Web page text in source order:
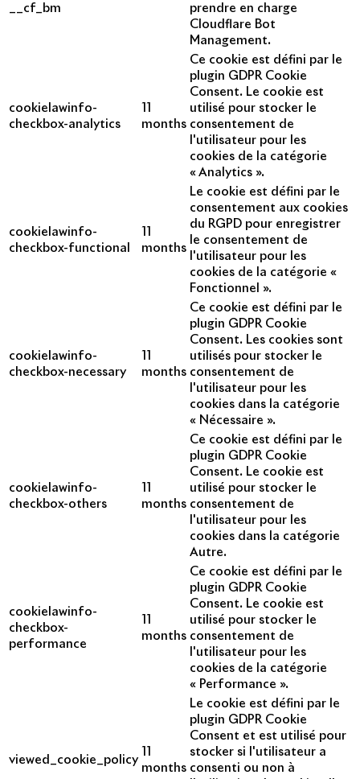
__cf_bm
prendre en charge
Cloudflare Bot
Management.
cookielawinfo-
checkbox-analytics
months
Ce cookie est défini par le
plugin GDPR Cookie
Consent. Le cookie est
utilisé pour stocker le
consentement de
l'utilisateur pour les
cookies de la catégorie
« Analytics ».
cookielawinfo-
checkbox-functional
months
Le cookie est défini par le
consentement aux cookies
du RGPD pour enregistrer
le consentement de
l'utilisateur pour les
cookies de la catégorie «
Fonctionnel ».
cookielawinfo-
checkbox-necessary
months
Ce cookie est défini par le
plugin GDPR Cookie
Consent. Les cookies sont
utilisés pour stocker le
consentement de
l'utilisateur pour les
cookies dans la catégorie
« Nécessaire ».
cookielawinfo-
checkbox-others
months
Ce cookie est défini par le
plugin GDPR Cookie
Consent. Le cookie est
utilisé pour stocker le
consentement de
l'utilisateur pour les
cookies dans la catégorie
Autre.
cookielawinfo-
checkbox-
performance
months
Ce cookie est défini par le
plugin GDPR Cookie
Consent. Le cookie est
utilisé pour stocker le
consentement de
l'utilisateur pour les
cookies de la catégorie
« Performance ».
viewed_cookie_policy
months
Le cookie est défini par le
plugin GDPR Cookie
Consent et est utilisé pour
stocker si l'utilisateur a
consenti ou non à